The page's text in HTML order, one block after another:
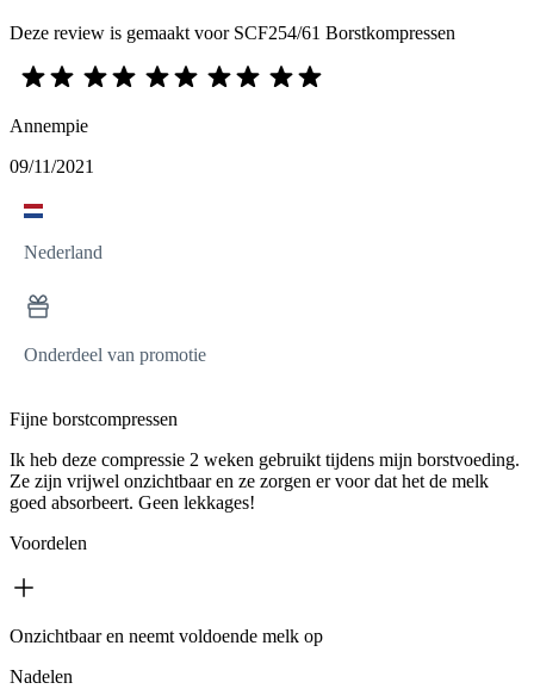
Deze review is gemaakt voor SCF254/61 Borstkompressen
Annempie
09/11/2021
Nederland
Onderdeel van promotie
Fijne borstcompressen
Ik heb deze compressie 2 weken gebruikt tijdens mijn borstvoeding.
Ze zijn vrijwel onzichtbaar en ze zorgen er voor dat het de melk
goed absorbeert. Geen lekkages!
Voordelen
Onzichtbaar en neemt voldoende melk op
Nadelen